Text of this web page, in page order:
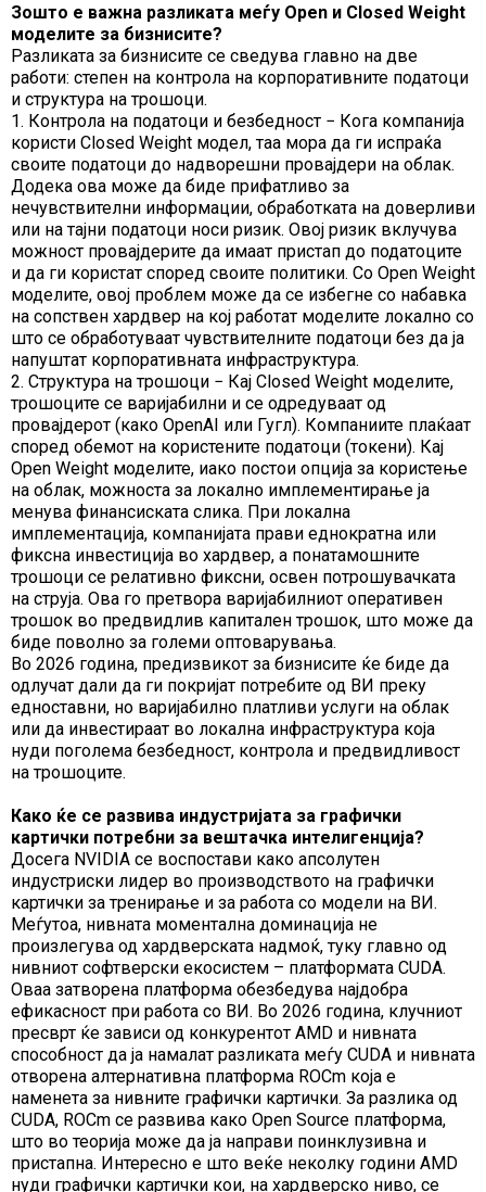
Зошто е важна разликата меѓу Open и Closed Weight
моделите за бизнисите?
Разликата за бизнисите се сведува главно на две
работи: степен на контрола на корпоративните податоци
и структура на трошоци.
1. Контрола на податоци и безбедност − Кога компанија
користи Closed Weight модел, таа мора да ги испраќа
своите податоци до надворешни провајдери на облак.
Додека ова може да биде прифатливо за
нечувствителни информации, обработката на доверливи
или на тајни податоци носи ризик. Овој ризик вклучува
можност провајдерите да имаат пристап до податоците
и да ги користат според своите политики. Со Open Weight
моделите, овој проблем може да се избегне со набавка
на сопствен хардвер на кој работат моделите локално со
што се обработуваат чувствителните податоци без да ја
напуштат корпоративната инфраструктура.
2. Структура на трошоци − Кај Closed Weight моделите,
трошоците се варијабилни и се одредуваат од
провајдерот (како OpenAI или Гугл). Компаниите плаќаат
според обемот на користените податоци (токени). Кај
Open Weight моделите, иако постои опција за користење
на облак, можноста за локално имплементирање ја
менува финансиската слика. При локална
имплементација, компанијата прави еднократна или
фиксна инвестиција во хардвер, а понатамошните
трошоци се релативно фиксни, освен потрошувачката
на струја. Ова го претвора варијабилниот оперативен
трошок во предвидлив капитален трошок, што може да
биде поволно за големи оптоварувања.
Во 2026 година, предизвикот за бизнисите ќе биде да
одлучат дали да ги покријат потребите од ВИ преку
едноставни, но варијабилно платливи услуги на облак
или да инвестираат во локална инфраструктура која
нуди поголема безбедност, контрола и предвидливост
на трошоците.
Како ќе се развива индустријата за графички
картички потребни за вештачка интелигенција?
Досега NVIDIA се воспостави како апсолутен
индустриски лидер во производството на графички
картички за тренирање и за работа со модели на ВИ.
Меѓутоа, нивната моментална доминација не
произлегува од хардверската надмоќ, туку главно од
нивниот софтверски екосистем – платформата CUDA.
Оваа затворена платформа обезбедува најдобра
ефикасност при работа со ВИ. Во 2026 година, клучниот
пресврт ќе зависи од конкурентот AMD и нивната
способност да ја намалат разликата меѓу CUDA и нивната
отворена алтернативна платформа ROCm која е
наменета за нивните графички картички. За разлика од
CUDA, ROCm се развива како Open Source платформа,
што во теорија може да ја направи поинклузивна и
пристапна. Интересно е што веќе неколку години AMD
нуди графички картички кои, на хардверско ниво, се